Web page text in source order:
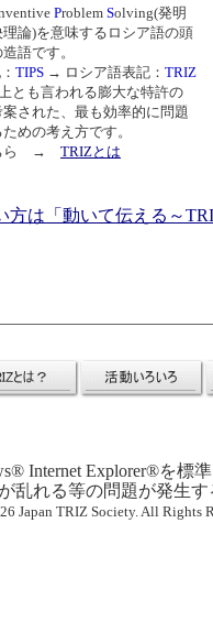
Problem Solving(発明
理論)を意味するロシア語の頭
語です。
TIPS → ロシア語表記： TRIZ
とも言われる膨大な特許の
された、最も効率的に問題
めの考え方です。
ら → TRIZとは
方は「動いて伝える～
Internet Explorer®を標
乱れる等の問題が発生
Japan TRIZ Society. All Rights